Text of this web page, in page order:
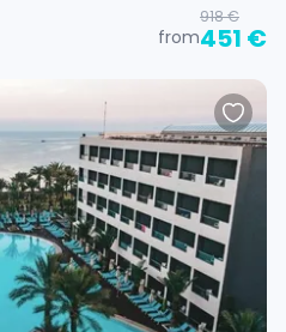
from
918 €
451 €